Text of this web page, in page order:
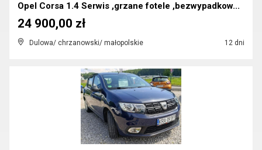
Opel Corsa 1.4 Serwis ,grzane fotele ,bezwypadkow...
Dulowa/ chrzanowski/ małopolskie 12 dni
24 900,00 zł